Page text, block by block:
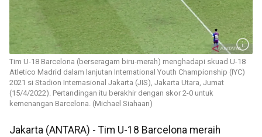
Tim U-18 Barcelona (berseragam biru-merah) menghadapi skuad U-18
Atletico Madrid dalam lanjutan International Youth Championship (IYC)
2021 si Stadion Internasional Jakarta (JIS), Jakarta Utara, Jumat
(15/4/2022). Pertandingan itu berakhir dengan skor 2-0 untuk
kemenangan Barcelona. (Michael Siahaan)
Jakarta (ANTARA) - Tim U-18 Barcelona meraih